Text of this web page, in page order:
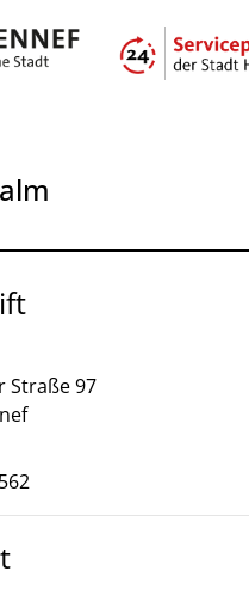
springen
Straße97